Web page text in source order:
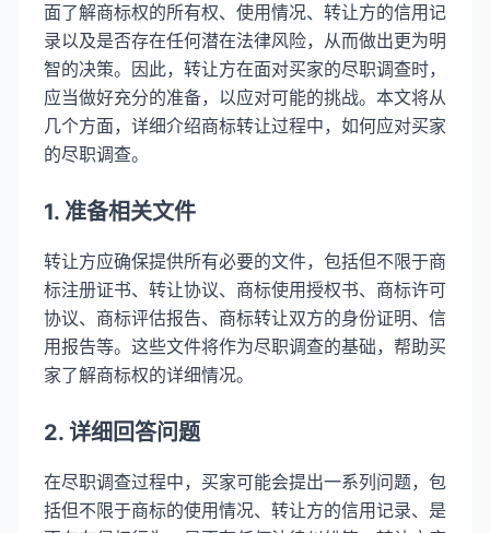
面了解商标权的所有权、使用情况、转让方的信用记
录以及是否存在任何潜在法律风险，从而做出更为明
智的决策。因此，转让方在面对买家的尽职调查时，
应当做好充分的准备，以应对可能的挑战。本文将从
几个方面，详细介绍商标转让过程中，如何应对买家
的尽职调查。
1. 准备相关文件
转让方应确保提供所有必要的文件，包括但不限于商
标注册证书、转让协议、商标使用授权书、商标许可
协议、商标评估报告、商标转让双方的身份证明、信
用报告等。这些文件将作为尽职调查的基础，帮助买
家了解商标权的详细情况。
2. 详细回答问题
在尽职调查过程中，买家可能会提出一系列问题，包
括但不限于商标的使用情况、转让方的信用记录、是